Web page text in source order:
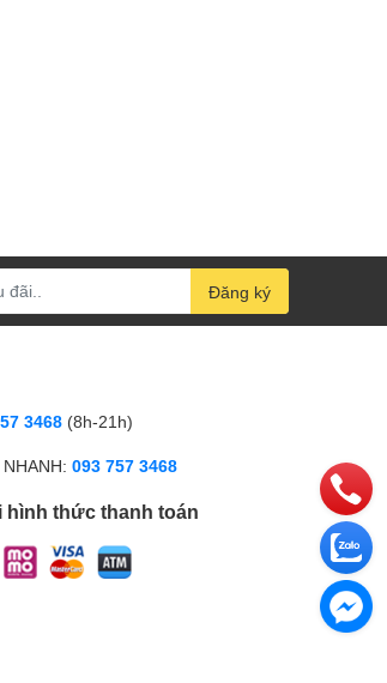
Đăng ký
3468 (8h-21h)
093 757 3468
hình thức thanh toán